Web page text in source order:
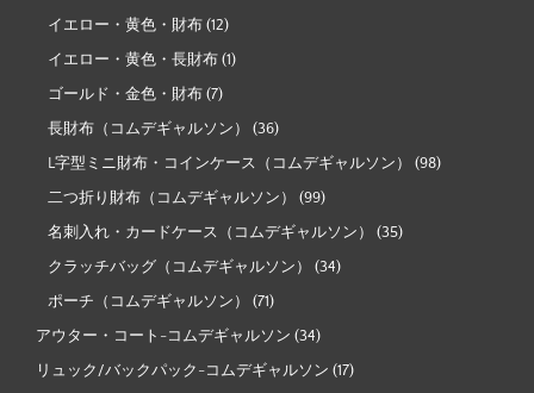
イエロー・黄色・財布 (12)
イエロー・黄色・長財布 (1)
ゴールド・金色・財布 (7)
長財布（コムデギャルソン） (36)
L字型ミニ財布・コインケース（コムデギャルソン） (98)
二つ折り財布（コムデギャルソン） (99)
名刺入れ・カードケース（コムデギャルソン） (35)
クラッチバッグ（コムデギャルソン） (34)
ポーチ（コムデギャルソン） (71)
アウター・コート-コムデギャルソン (34)
リュック/バックパック-コムデギャルソン (17)